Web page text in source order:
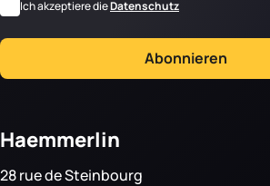
RGPDIch akzeptiere dieDatenschutz
Abonnieren
Haemmerlin
28 rue de Steinbourg